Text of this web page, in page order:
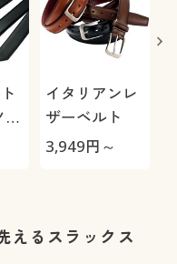
イタリアンレ
ザーベルト
3,949円～
えるスラックス